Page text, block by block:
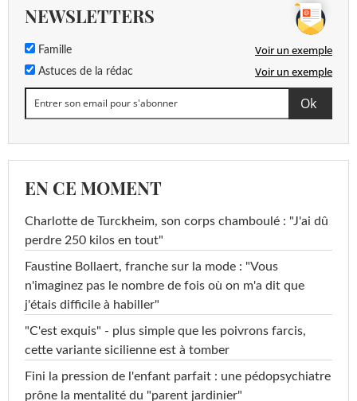
NEWSLETTERS
Famille Voir un exemple
Astuces de la rédac Voir un exemple
EN CE MOMENT
Charlotte de Turckheim, son corps chamboulé : "J'ai dû
perdre 250 kilos en tout"
Faustine Bollaert, franche sur la mode : "Vous
n'imaginez pas le nombre de fois où on m'a dit que
j'étais difficile à habiller"
"C'est exquis" - plus simple que les poivrons farcis,
cette variante sicilienne est à tomber
Fini la pression de l'enfant parfait : une pédopsychiatre
prône la mentalité du "parent jardinier"